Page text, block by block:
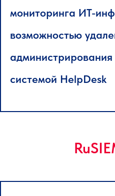
мониторинга ИТ-
возможностью
системой HelpDesk